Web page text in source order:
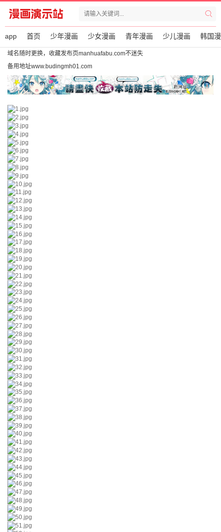
app 首页 少年漫画 少女漫画 青年漫画 少儿漫画 韩国
域名随时更换，收藏发布页manhuafabu.com不迷失
备用地址www.budingmh01.com